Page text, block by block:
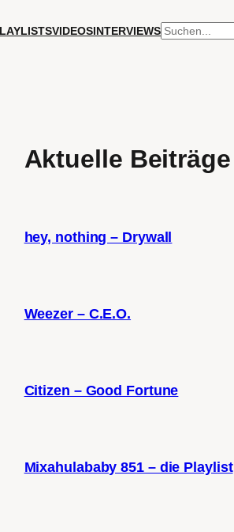
VIDEOSINTERVIEWSSUCHEN
Aktuelle Beiträge
hey, nothing – Drywall
Weezer – C.E.O.
Citizen – Good Fortune
Mixahulababy 851 – die Playlist